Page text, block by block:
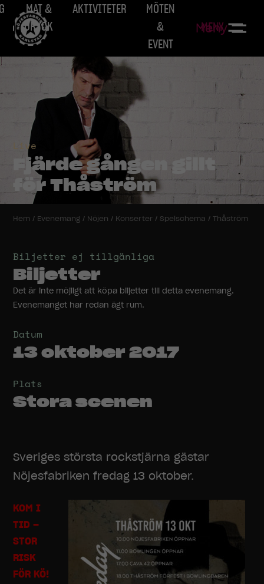
MAT &
DRYCK
AKTIVITETER
MÖTEN
&
EVENT
MENY
Meny
Live
Fjärde gången gillt
för Thåström
Hem / Evenemang / Nöjen / Konserter / Spelschema /Thåström
Biljetter ej tillgänliga
Biljetter
Det är inte möjligt att köpa biljetter till detta evenemang.
Evenemanget har redan ägt rum.
Datum
13 oktober 2017
Plats
Stora scenen
Sveriges största rockstjärna gästar
Nöjesfabriken fredag 13 oktober.
KOM I
TID –
STOR
RISK
FÖR KÖ!